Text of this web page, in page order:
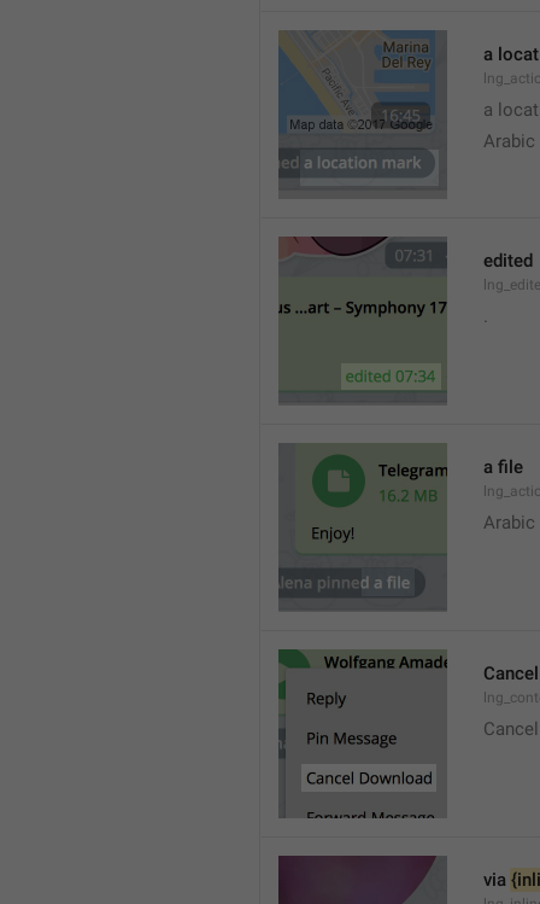
a
a
Arabic
edited
.
a file
Arabic
via